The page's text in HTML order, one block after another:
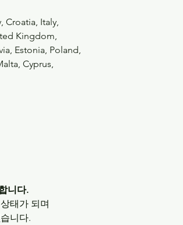
Italy,
Kingdom,
Estonia, Poland,
Cyprus,
니다.
태가 되며
니다.